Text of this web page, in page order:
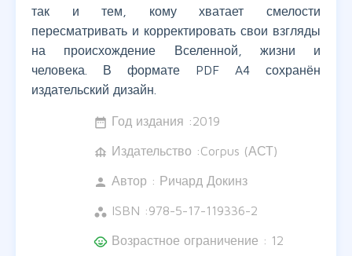
так и тем, кому хватает смелости
пересматривать и корректировать свои взгляды
на происхождение Вселенной, жизни и
человека. В формате PDF A4 сохранён
издательский дизайн.
date_range Год издания :2019
foundation Издательство :Corpus (АСТ)
person Автор : Ричард Докинз
workspaces ISBN :978-5-17-119336-2
child_care Возрастное ограничение : 12